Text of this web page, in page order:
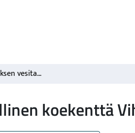
Maataloushallituksen vesitaloudellinen koekenttä Vihdissä
koekenttä